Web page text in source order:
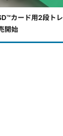
カード用2段ト
開始